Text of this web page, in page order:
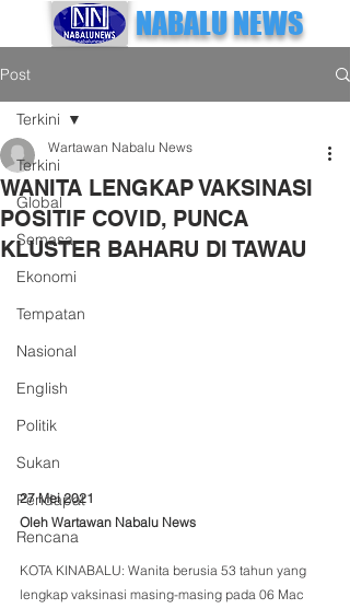
NABALU NEWS
Post
Terkini
Global
Semasa
Ekonomi
Tempatan
Nasional
English
Politik
Sukan
Pendapat
Rencana
Terkini
WANITA LENGKAP VAKSINASI
POSITIF COVID, PUNCA
KLUSTER BAHARU DI TAWAU
Wartawan Nabalu News
27 Mei 2021
Oleh Wartawan Nabalu News
KOTA KINABALU: Wanita berusia 53 tahun yang
lengkap vaksinasi masing-masing pada 06 Mac